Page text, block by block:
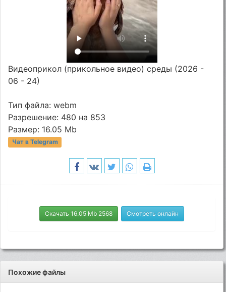
Видеоприкол (прикольное видео) среды (2026 -
06 - 24)
Тип файла: webm
Разрешение: 480 на 853
Размер: 16.05 Mb
Чат в Telegram
Скачать 16.05 Mb 2568 Смотреть онлайн
Похожие файлы